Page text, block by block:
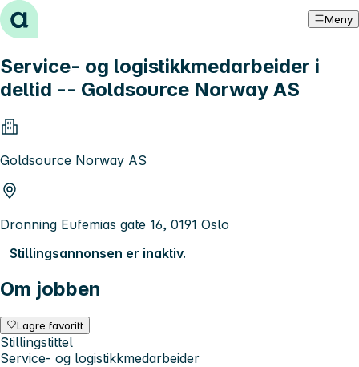
Hopp til innhold Meny
Service- og logistikkmedarbeider i
deltid -- Goldsource Norway AS
Goldsource Norway AS
Dronning Eufemias gate 16, 0191 Oslo
Stillingsannonsen er inaktiv.
Om jobben
Lagre favoritt
Stillingstittel
Service- og logistikkmedarbeider